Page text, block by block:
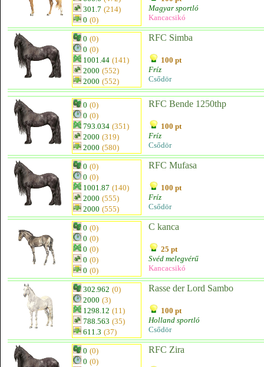
301.7 (214)
0 (0)
Magyar sportló
Kancacsikó
0 (0)
0 (0)
1001.44 (141)
2000 (552)
2000 (552)
RFC Simba
100 pt
Fríz
Csődör
0 (0)
0 (0)
793.034 (351)
2000 (319)
2000 (580)
RFC Bende 1250thp
100 pt
Fríz
Csődör
0 (0)
0 (0)
1001.87 (140)
2000 (555)
2000 (555)
RFC Mufasa
100 pt
Fríz
Csődör
0 (0)
0 (0)
0 (0)
0 (0)
0 (0)
C kanca
25 pt
Svéd melegvérű
Kancacsikó
302.962 (0)
2000 (3)
1298.12 (11)
788.563 (35)
611.3 (37)
Rasse der Lord Sambo
100 pt
Holland sportló
Csődör
0 (0)
0 (0)
RFC Zira